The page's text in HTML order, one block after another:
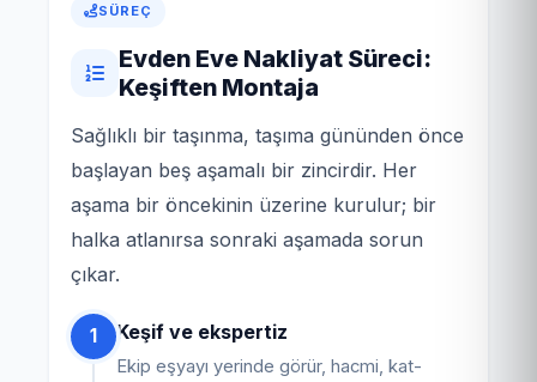
SÜREÇ
Evden Eve Nakliyat Süreci:
Keşiften Montaja
Sağlıklı bir taşınma, taşıma gününden önce
başlayan beş aşamalı bir zincirdir. Her
aşama bir öncekinin üzerine kurulur; bir
halka atlanırsa sonraki aşamada sorun
çıkar.
1 Keşif ve ekspertiz
Ekip eşyayı yerinde görür, hacmi, kat-